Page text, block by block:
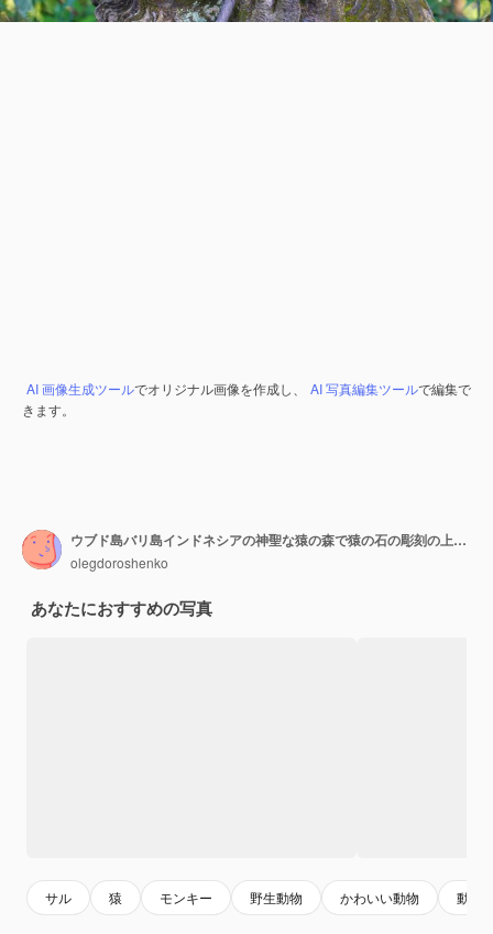
AI 画像生成ツールでオリジナル画像を作成し、 AI 写真編集ツールで編集で
きます。
ウブド島バリ島インドネシアの神聖な猿の森で猿の石の彫刻の上に座っている猿の肖像
olegdoroshenko
あなたにおすすめの写真
サル 猿 モンキー 野生動物 かわいい動物 動物